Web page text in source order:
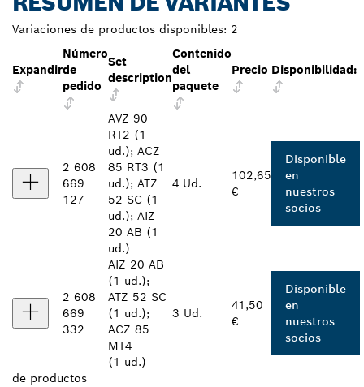
Variaciones de productos disponibles: 2
Expandir
Número
de
pedido
Set
description
Contenido
del
paquete
Precio Disponibilidad:
2 608
669
127
AVZ 90
RT2 (1
ud.); ACZ
85 RT3 (1
ud.); ATZ
52 SC (1
ud.); AIZ
20 AB (1
ud.)
4 Ud.
102,65
€
Disponible
en
nuestros
socios
2 608
669
332
AIZ 20 AB
(1 ud.);
ATZ 52 SC
(1 ud.);
ACZ 85
MT4
(1 ud.)
3 Ud.
41,50
€
Disponible
en
nuestros
socios
de productos